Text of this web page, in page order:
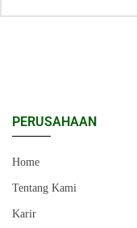
PERUSAHAAN
Home
Tentang Kami
Karir